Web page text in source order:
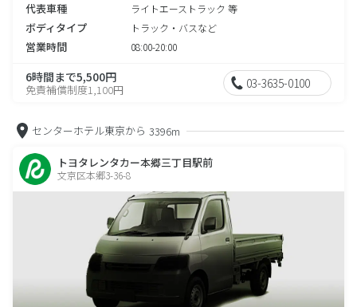
代表車種 ライトエーストラック 等
ボディタイプ トラック・バスなど
営業時間 08:00-20:00
6時間まで5,500円
免責補償制度1,100円 03-3635-0100
センターホテル東京から 3396m
トヨタレンタカー本郷三丁目駅前
文京区本郷3-36-8